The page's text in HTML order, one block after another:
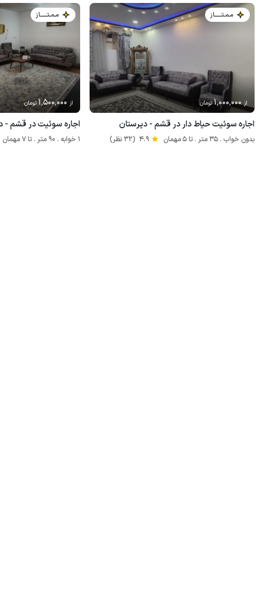
مـمـتــــــاز
از 1٬000٬000تومان
اجاره سوئیت حیاط دار در قشم - دیرستان
بدون خواب . 35 متر . تا 5 مهمان 4.9 (32 نظر)
مـمـتــــــاز
از 1٬500٬000تومان
اجاره سوئیت در قشم -
1 خوابه . 90 متر . تا 7 مهمان